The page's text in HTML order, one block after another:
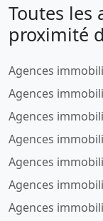
Toutes les
proximité
Agences
Agences
Agences
Agences
Agences
Agences
Agences